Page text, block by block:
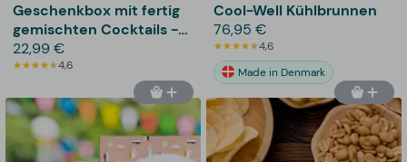
Geschenkbox mit fertig
gemischten Cocktails -
Thoughtfully
22,99 €
4,6
Cool-Well Kühlbrunnen
76,95 €
4,6
Made in Denmark